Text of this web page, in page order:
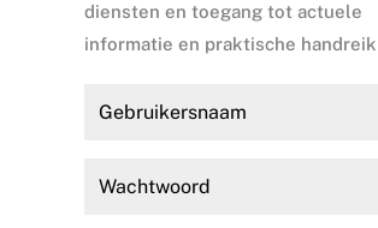
diensten en toegang tot actuele
informatie en praktische